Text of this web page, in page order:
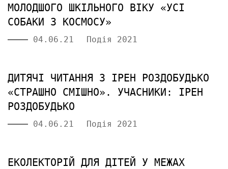
МОЛОДШОГО ШКІЛЬНОГО ВІКУ «УСІ
СОБАКИ З КОСМОСУ»
04.06.21 Подія 2021
ДИТЯЧІ ЧИТАННЯ З ІРЕН РОЗДОБУДЬКО
«СТРАШНО СМІШНО». УЧАСНИКИ: ІРЕН
РОЗДОБУДЬКО
04.06.21 Подія 2021
ЕКОЛЕКТОРІЙ ДЛЯ ДІТЕЙ У МЕЖАХ